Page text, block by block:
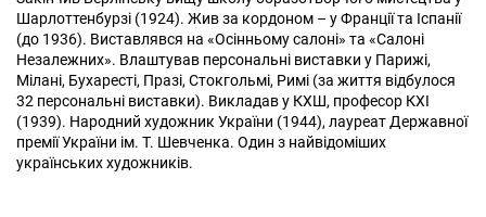
Шарлоттенбурзі (1924). Жив за кордоном – у Франції та Іспанії
(до 1936). Виставлявся на «Осінньому салоні» та «Салоні
Незалежних». Влаштував персональні виставки у Парижі,
Мілані, Бухаресті, Празі, Стокгольмі, Римі (за життя відбулося
32 персональні виставки). Викладав у КХШ, професор КХІ
(1939). Народний художник України (1944), лауреат Державної
премії України ім. Т. Шевченка. Один з найвідоміших
українських художників.